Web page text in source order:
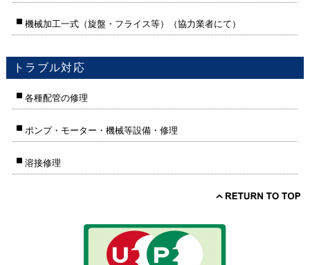
機械加工一式（旋盤・フライス等）（協力業者にて）
トラブル対応
各種配管の修理
ポンプ・モーター・機械等設備・修理
溶接修理